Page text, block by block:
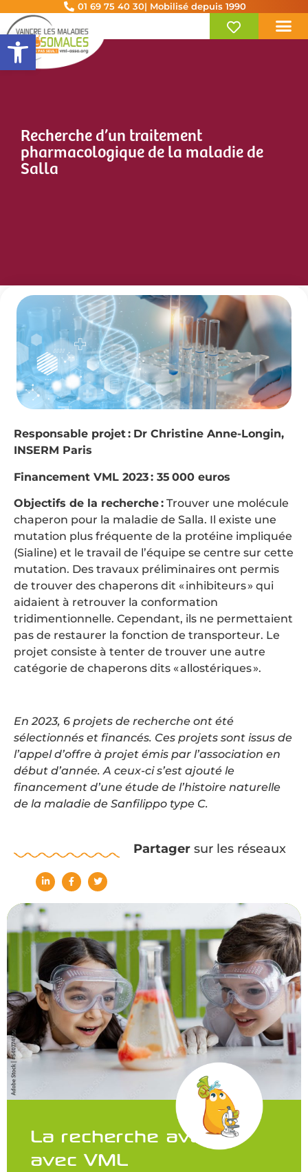
Ouvrir la barre d’outils
01 69 75 40 30| Mobilisé depuis 1990
Recherche d’un traitement
pharmacologique de la maladie de
Salla
Responsable projet : Dr Christine Anne-Longin,
INSERM Paris
Financement VML 2023 : 35 000 euros
Objectifs de la recherche : Trouver une molécule
chaperon pour la maladie de Salla. Il existe une
mutation plus fréquente de la protéine impliquée
(Sialine) et le travail de l’équipe se centre sur cette
mutation. Des travaux préliminaires ont permis
de trouver des chaperons dit « inhibiteurs » qui
aidaient à retrouver la conformation
tridimentionnelle. Cependant, ils ne permettaient
pas de restaurer la fonction de transporteur. Le
projet consiste à tenter de trouver une autre
catégorie de chaperons dits « allostériques ».
En 2023, 6 projets de recherche ont été
sélectionnés et financés. Ces projets sont issus de
l’appel d’offre à projet émis par l’association en
début d’année. A ceux-ci s’est ajouté le
financement d’une étude de l’histoire naturelle
de la maladie de Sanfilippo type C.
Partagersur les réseaux
La recherche avance
avec VML